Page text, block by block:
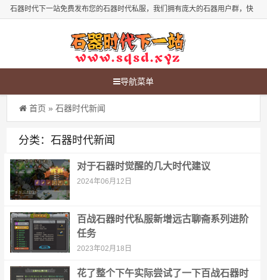
石器时代下一站免费发布您的石器时代私服，我们拥有庞大的石器用户群，快
导航菜单
首页 »石器时代新闻
分类：石器时代新闻
对于石器时觉醒的几大时代建议
2024年06月12日
百战石器时代私服新增远古聊斋系列进阶
任务
2023年02月18日
花了整个下午实际尝试了一下百战石器时